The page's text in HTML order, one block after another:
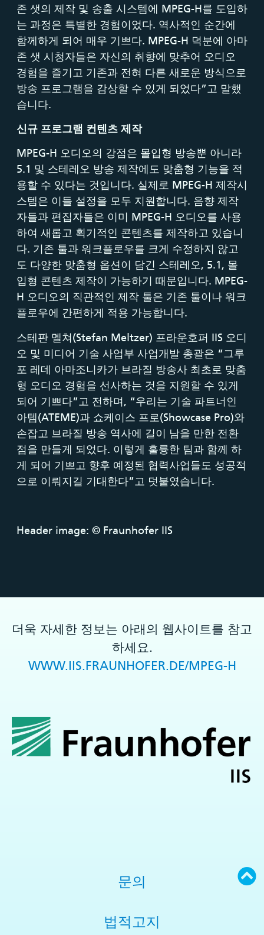
존 샛의 제작 및 송출 시스템에 MPEG-H를 도입하
는 과정은 특별한 경험이었다. 역사적인 순간에
함께하게 되어 매우 기쁘다. MPEG-H 덕분에 아마
존 샛 시청자들은 자신의 취향에 맞추어 오디오
경험을 즐기고 기존과 전혀 다른 새로운 방식으로
방송 프로그램을 감상할 수 있게 되었다”고 말했
습니다.
신규 프로그램 컨텐츠 제작
MPEG-H 오디오의 강점은 몰입형 방송뿐 아니라
5.1 및 스테레오 방송 제작에도 맞춤형 기능을 적
용할 수 있다는 것입니다. 실제로 MPEG-H 제작시
스템은 이들 설정을 모두 지원합니다. 음향 제작
자들과 편집자들은 이미 MPEG-H 오디오를 사용
하여 새롭고 획기적인 콘텐츠를 제작하고 있습니
다. 기존 툴과 워크플로우를 크게 수정하지 않고
도 다양한 맞춤형 옵션이 담긴 스테레오, 5.1, 몰
입형 콘텐츠 제작이 가능하기 때문입니다. MPEG-
H 오디오의 직관적인 제작 툴은 기존 툴이나 워크
플로우에 간편하게 적용 가능합니다.
스테판 멜쳐(Stefan Meltzer) 프라운호퍼 IIS 오디
오 및 미디어 기술 사업부 사업개발 총괄은 “그루
포 레데 아마조니카가 브라질 방송사 최초로 맞춤
형 오디오 경험을 선사하는 것을 지원할 수 있게
되어 기쁘다”고 전하며, “우리는 기술 파트너인
아템(ATEME)과 쇼케이스 프로(Showcase Pro)와
손잡고 브라질 방송 역사에 길이 남을 만한 전환
점을 만들게 되었다. 이렇게 훌륭한 팀과 함께 하
게 되어 기쁘고 향후 예정된 협력사업들도 성공적
으로 이뤄지길 기대한다”고 덧붙였습니다.
Header image: © Fraunhofer IIS
더욱 자세한 정보는 아래의 웹사이트를 참고
하세요.
WWW.IIS.FRAUNHOFER.DE/MPEG-H
문의
법적고지